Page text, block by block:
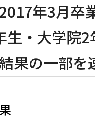
年3月卒
生・大学院
果の一部を